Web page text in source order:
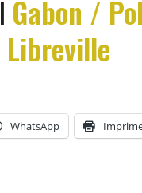
Gabon /
WhatsApp